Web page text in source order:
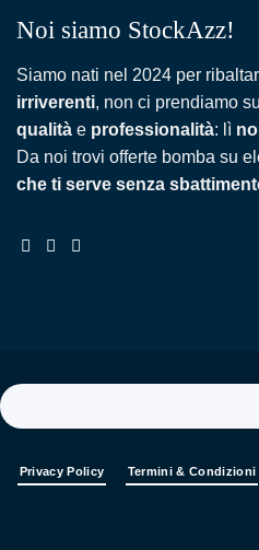
Noi siamo StockAzz!
Siamo nati nel 2024 per
irriverenti, non ci prendiamo
qualità e professionalità: lì
Da noi trovi offerte bomba su
che ti serve senza
Privacy Policy Termini & Condizioni